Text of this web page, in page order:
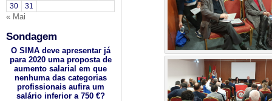
30
31
« Mai
Sondagem
O SIMA deve apresentar já
para 2020 uma proposta de
aumento salarial em que
nenhuma das categorias
profissionais aufira um
salário inferior a 750 €?